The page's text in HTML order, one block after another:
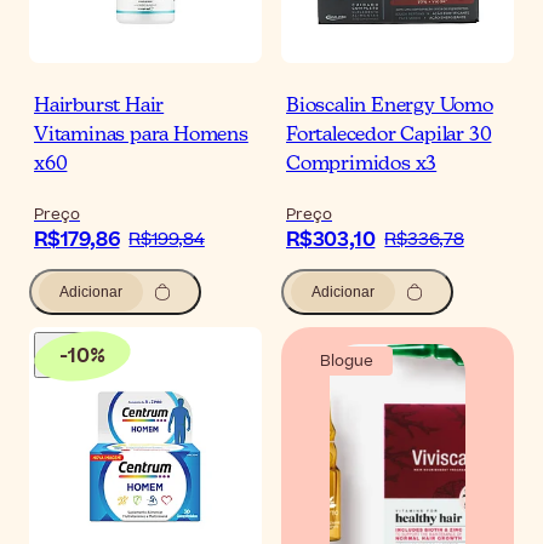
Hairburst Hair
Vitaminas para Homens
x60
Preço
R$179,86 R$199,84
Adicionar
Bioscalin Energy Uomo
Fortalecedor Capilar 30
Comprimidos x3
Preço
R$303,10 R$336,78
Adicionar
-10% Blogue